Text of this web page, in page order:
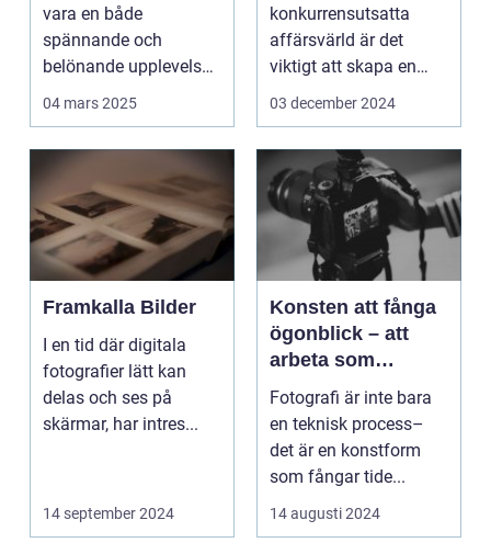
vara en både
spännande och
belönande upplevelse.
Det handlar...
04 mars 2025
konkurrensutsatta
affärsvärld är det
viktigt att skapa en
arbetsmiljö s...
03 december 2024
Framkalla Bilder
I en tid där digitala
fotografier lätt kan
delas och ses på
skärmar, har intres...
14 september 2024
Konsten att fånga
ögonblick – att
arbeta som
fotograf i
Norrköping
Fotografi är inte bara
en teknisk process–
det är en konstform
som fångar tide...
14 augusti 2024